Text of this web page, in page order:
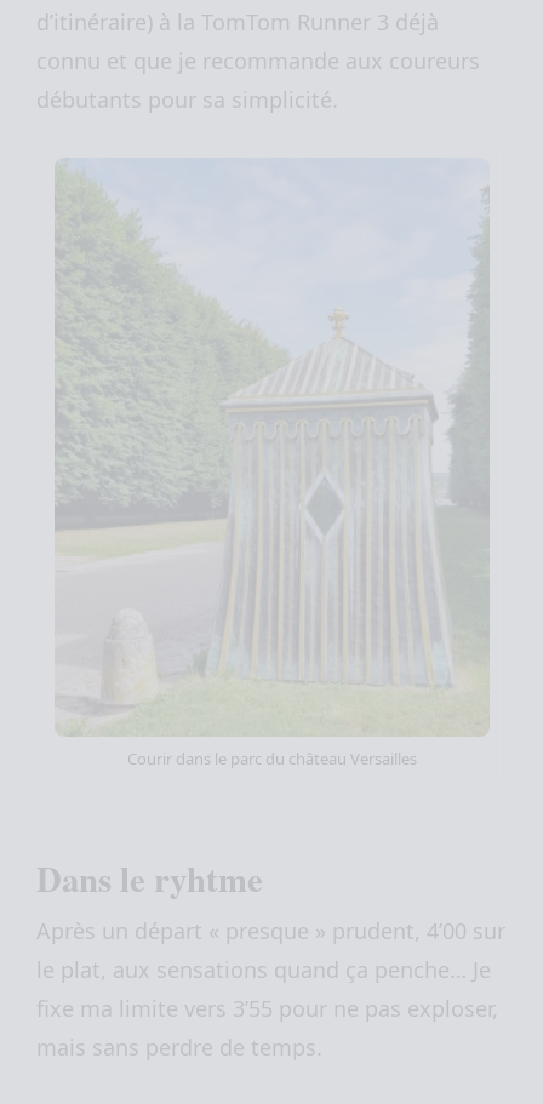
d’itinéraire) à la TomTom Runner 3 déjà
connu et que je recommande aux coureurs
débutants pour sa simplicité.
Courir dans le parc du château Versailles
Dans le ryhtme
Après un départ « presque » prudent, 4’00 sur
le plat, aux sensations quand ça penche… Je
fixe ma limite vers 3’55 pour ne pas exploser,
mais sans perdre de temps.